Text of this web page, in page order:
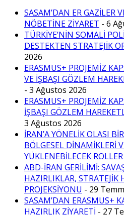
SASAM’DAN ER GAZİLER
NÖBETİNE ZİYARET - 6
TÜRKİYE’NİN SOMALİ
DESTEKTEN STRATEJİK
2026
ERASMUS+ PROJEMİZ
VE İŞBAŞI GÖZLEM
- 3 Ağustos 2026
ERASMUS+ PROJEMİZ
İŞBAŞI GÖZLEM
3 Ağustos 2026
İRAN’A YÖNELİK OLASI
BÖLGESEL DİNAMİKLERİ
YÜKLENEBİLECEK ROLLER
ABD-İRAN GERİLİMİ:
HAZIRLIKLAR, STRATEJİK
PROJEKSİYONU - 29
SASAM’DAN ERASMUS+
HAZIRLIK ZİYARETİ - 27